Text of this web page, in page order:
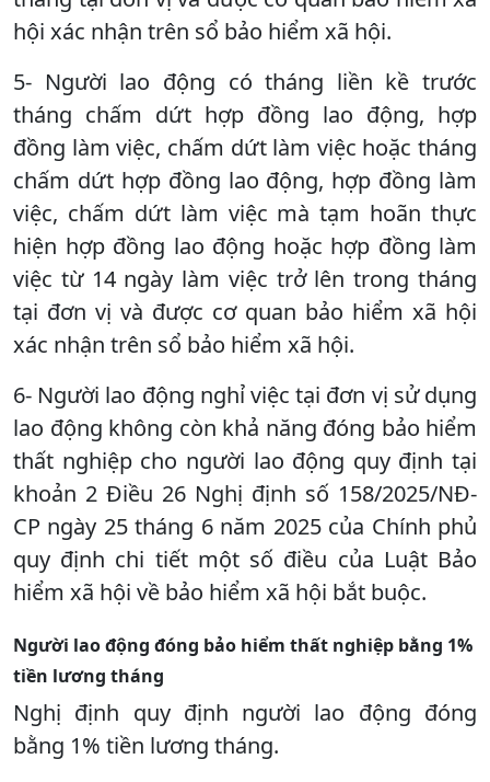
hội xác nhận trên sổ bảo hiểm xã hội.
5- Người lao động có tháng liền kề trước
tháng chấm dứt hợp đồng lao động, hợp
đồng làm việc, chấm dứt làm việc hoặc tháng
chấm dứt hợp đồng lao động, hợp đồng làm
việc, chấm dứt làm việc mà tạm hoãn thực
hiện hợp đồng lao động hoặc hợp đồng làm
việc từ 14 ngày làm việc trở lên trong tháng
tại đơn vị và được cơ quan bảo hiểm xã hội
xác nhận trên sổ bảo hiểm xã hội.
6- Người lao động nghỉ việc tại đơn vị sử dụng
lao động không còn khả năng đóng bảo hiểm
thất nghiệp cho người lao động quy định tại
khoản 2 Điều 26 Nghị định số 158/2025/NĐ-
CP ngày 25 tháng 6 năm 2025 của Chính phủ
quy định chi tiết một số điều của Luật Bảo
hiểm xã hội về bảo hiểm xã hội bắt buộc.
Người lao động đóng bảo hiểm thất nghiệp bằng 1%
tiền lương tháng
Nghị định quy định người lao động đóng
bằng 1% tiền lương tháng.